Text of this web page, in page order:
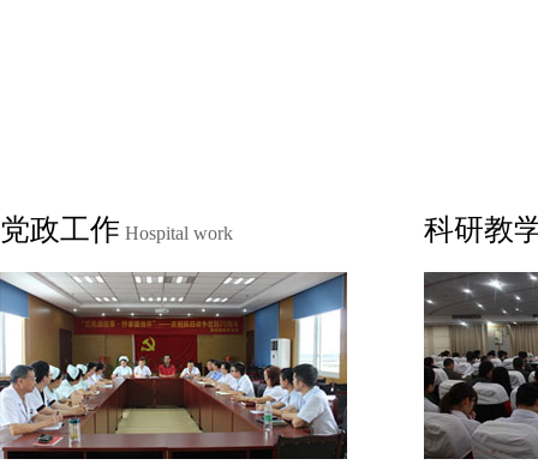
党政工作 Hospital work 科研教